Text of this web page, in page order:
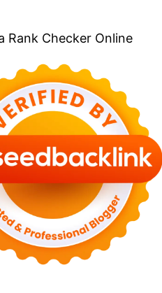
Rank Checker Online